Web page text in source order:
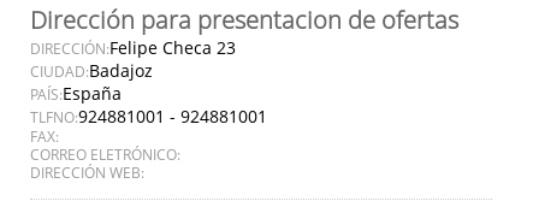
Dirección para presentacion de ofertas
DIRECCIÓN:Felipe Checa 23
CIUDAD:Badajoz
PAÍS:España
TLFNO:924881001 - 924881001
FAX:
CORREO ELETRÓNICO:
DIRECCIÓN WEB: